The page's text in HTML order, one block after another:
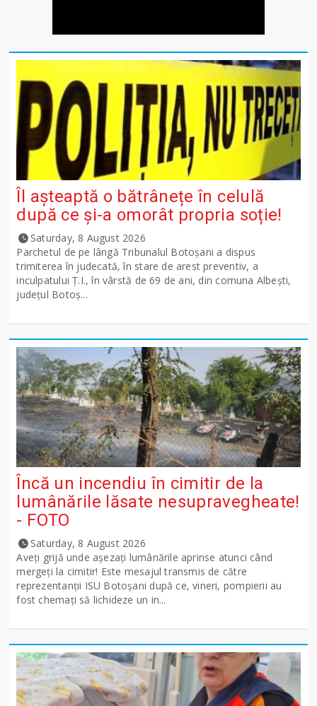
Îl așteaptă o bătrânețe în celulă
după ce și-a omorât propria soție!
Saturday, 8 August 2026
Parchetul de pe lângă Tribunalul Botoşani a dispus
trimiterea în judecată, în stare de arest preventiv, a
inculpatului Ț.I., în vârstă de 69 de ani, din comuna Albești,
județul Botoș...
Încă un incendiu în cimitir de la
lumânările lăsate nesupravegheate!
- FOTO
Saturday, 8 August 2026
Aveți grijă unde așezați lumânările aprinse atunci când
mergeți la cimitir! Este mesajul transmis de către
reprezentanții ISU Botoșani după ce, vineri, pompierii au
fost chemați să lichideze un in...